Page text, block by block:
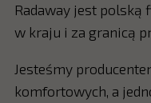
Radaway jest polską
w kraju i za granicą
Jesteśmy
komfortowych, a